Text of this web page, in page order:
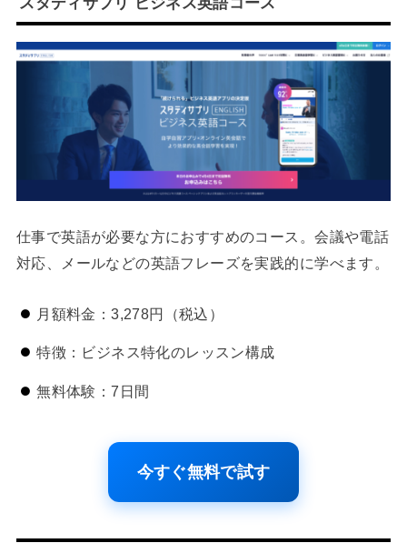
仕事で英語が必要な方におすすめのコース。会議や電話
対応、メールなどの英語フレーズを実践的に学べます。
月額料金：3,278円（税込）
特徴：ビジネス特化のレッスン構成
無料体験：7日間
今すぐ無料で試す